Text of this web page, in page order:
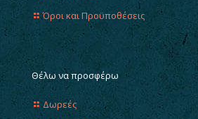
Όροι και Προϋποθέσεις
Θέλω να προσφέρω
Δωρεές